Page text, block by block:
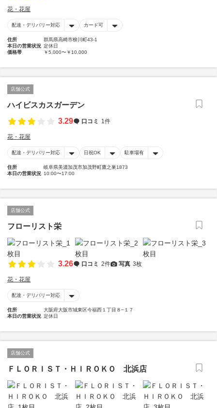
花・花屋
配達・デリバリー対応 カード可
住所
群馬県高崎市柳川町43-1
本日の営業状況 定休日
価格帯
￥5,000〜￥10,000
店舗公式
ハイビスカスガーデン
3.29
口コミ 1件
花・花屋
配達・デリバリー対応 日祝OK 駐車場有
住所
岐阜県美濃加茂市加茂野町鷹之巣1873
本日の営業状況 10:00〜17:00
店舗公式
フローリスト栄
3.26 口コミ 2件 写真 3枚
花・花屋
配達・デリバリー対応
住所
大阪府大阪市城東区今福西１丁目８−１７
本日の営業状況 定休日
店舗公式
ＦＬＯＲＩＳＴ・ＨＩＲＯＫＯ 北浜店